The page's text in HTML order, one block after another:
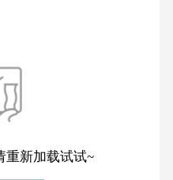
重新加载试试~